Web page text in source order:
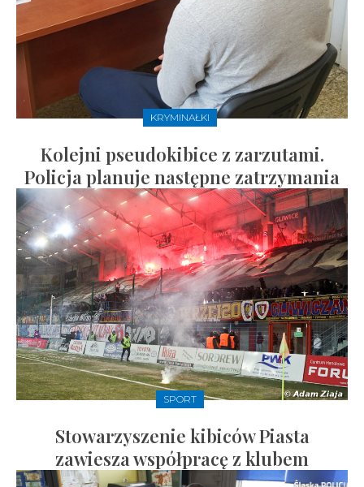
KRYMINAŁKI
Kolejni pseudokibice z zarzutami.
Policja planuje następne zatrzymania
SPORT
Stowarzyszenie kibiców Piasta
zawiesza współpracę z klubem